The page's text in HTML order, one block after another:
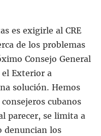
es exigirle al CRE
de los problemas
Consejo General
el Exterior a
solución. Hemos
cubanos
parecer, se limita a
denuncian los